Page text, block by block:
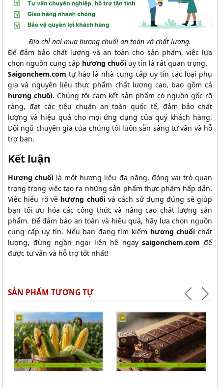
Địa chỉ nơi mua hương chuối an toàn và chất lượng.
Để đảm bảo chất lượng và an toàn cho sản phẩm, việc lựa
chọn nguồn cung cấp hương chuối uy tín là rất quan trọng.
Saigonchem.com tự hào là nhà cung cấp uy tín các loại phụ
gia và nguyên liệu thực phẩm chất lượng cao, bao gồm cả
hương chuối. Chúng tôi cam kết sản phẩm có nguồn gốc rõ
ràng, đạt các tiêu chuẩn an toàn quốc tế, đảm bảo chất
lượng và hiệu quả cho mọi ứng dụng của quý khách hàng.
Đội ngũ chuyên gia của chúng tôi luôn sẵn sàng tư vấn và hỗ
trợ bạn.
Kết luận
Hương chuối là một hương liệu đa năng, đóng vai trò quan
trọng trong việc tạo ra những sản phẩm thực phẩm hấp dẫn.
Việc hiểu rõ về hương chuốivà cách sử dụng đúng sẽ giúp
bạn tối ưu hóa các công thức và nâng cao chất lượng sản
phẩm. Để đảm bảo an toàn và hiệu quả, hãy lựa chọn nguồn
cung cấp uy tín. Nếu bạn đang tìm kiếm hương chuối chất
lượng, đừng ngần ngại liên hệ ngaysaigonchem.com để
được tư vấn và hỗ trợ tốt nhất!
SẢN PHẨM TƯƠNG TỰ